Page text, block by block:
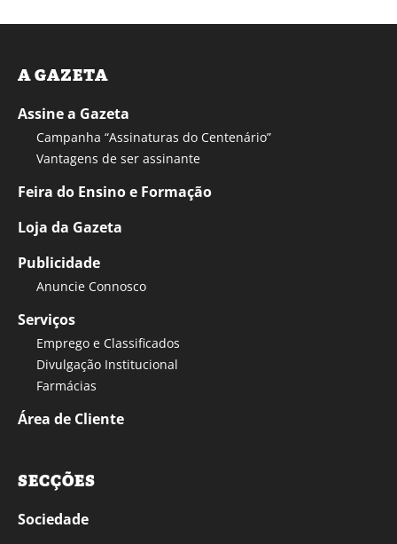
A GAZETA
Assine a Gazeta
Campanha “Assinaturas do Centenário”
Vantagens de ser assinante
Feira do Ensino e Formação
Loja da Gazeta
Publicidade
Anuncie Connosco
Serviços
Emprego e Classificados
Divulgação Institucional
Farmácias
Área de Cliente
SECÇÕES
Sociedade